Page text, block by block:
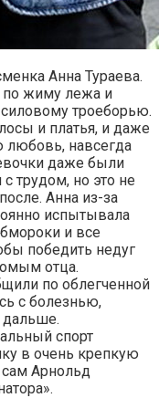
Анна Тураева.
по жиму лежа и
троеборью.
и платья, и даже
любовь, навсегда
даже были
трудом, но это не
Анна из-за
испытывала
и все
победить недуг
отца.
по облегченной
с болезнью,
дальше.
спорт
в очень крепкую
Арнольд